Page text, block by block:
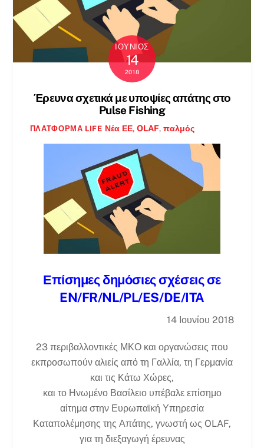
ΙΟΎΝΙΟΣ
14
2018
Έρευνα σχετικά με υποψίες απάτης στο
Pulse Fishing
ΠΛΑΤΦΌΡΜΑ LIFE Νέα ΕΕ, OLAF, παλμός
Επίσημες δημόσιες σχέσεις σε
EN/FR/NL/PL/ES/DE/ITA
14 Ιουνίου 2018
23 περιβαλλοντικές ΜΚΟ και οργανώσεις που
εκπροσωπούν αλιείς από τη Γαλλία, τη Γερμανία
και τις Κάτω Χώρες,
και το Ηνωμένο Βασίλειο υπέβαλε επίσημο
αίτημα στην Ευρωπαϊκή Υπηρεσία
Καταπολέμησης της Απάτης, γνωστή ως OLAF,
για τη διεξαγωγή έρευνας